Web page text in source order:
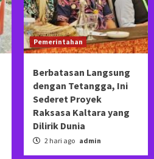
Pemerintahan
Berbatasan Langsung
dengan Tetangga, Ini
Sederet Proyek
Raksasa Kaltara yang
Dilirik Dunia
2 hari ago admin